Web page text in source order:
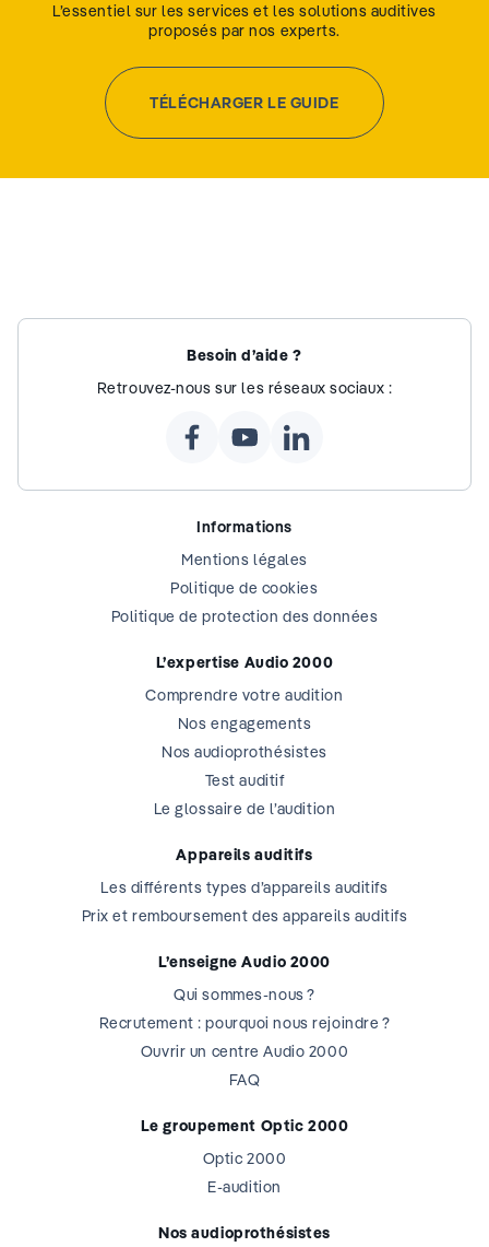
L’essentiel sur les services et les solutions auditives
proposés par nos experts.
TÉLÉCHARGER LE GUIDE
Besoin d’aide ?
Retrouvez-nous sur les réseaux sociaux :
Informations
Mentions légales
Politique de cookies
Politique de protection des données
L’expertise Audio 2000
Comprendre votre audition
Nos engagements
Nos audioprothésistes
Test auditif
Le glossaire de l’audition
Appareils auditifs
Les différents types d’appareils auditifs
Prix et remboursement des appareils auditifs
L’enseigne Audio 2000
Qui sommes-nous ?
Recrutement : pourquoi nous rejoindre ?
Ouvrir un centre Audio 2000
FAQ
Le groupement Optic 2000
Optic 2000
E-audition
Nos audioprothésistes